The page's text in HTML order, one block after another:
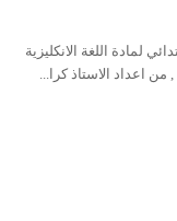
لمادة اللغة الانكليزية
اعداد الاستاذ كرا...